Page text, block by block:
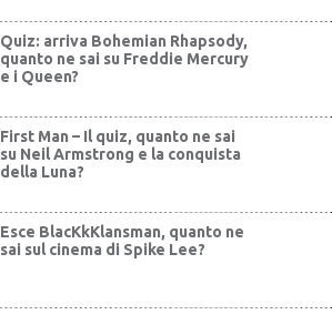
Quiz: arriva Bohemian Rhapsody,
quanto ne sai su Freddie Mercury
e i Queen?
First Man – Il quiz, quanto ne sai
su Neil Armstrong e la conquista
della Luna?
Esce BlacKkKlansman, quanto ne
sai sul cinema di Spike Lee?